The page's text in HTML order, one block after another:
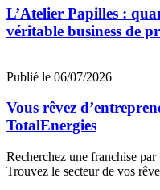
L’Atelier Papilles :
véritable business de
Publié le 06/07/2026
Vous rêvez
TotalEnergies
Recherchez une franchise par
Trouvez le secteur de vos